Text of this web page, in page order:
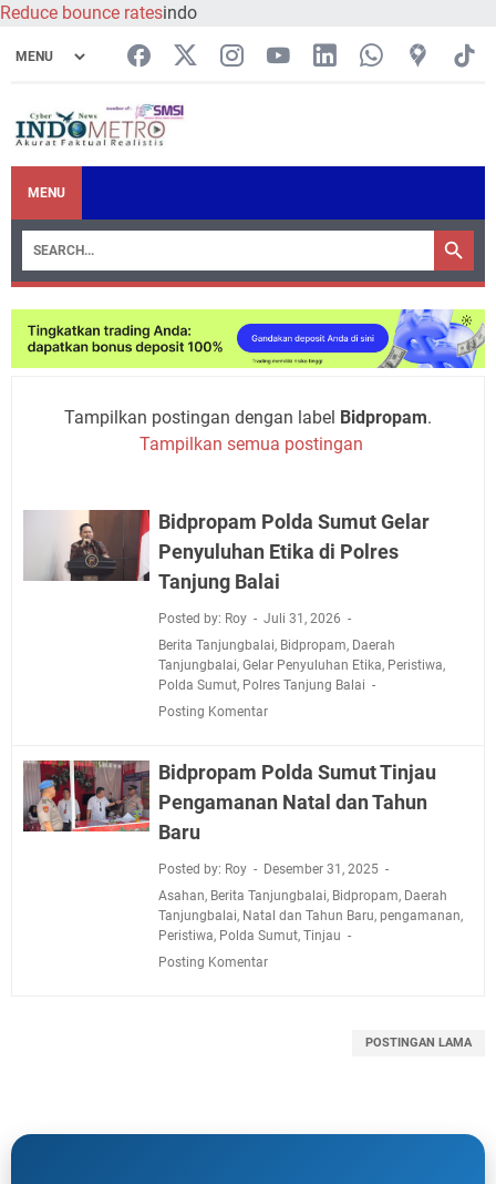
Reduce bounce ratesindo
MENU
Tampilkan postingan dengan label Bidpropam.
Tampilkan semua postingan
Bidpropam Polda Sumut Gelar
Penyuluhan Etika di Polres
Tanjung Balai
Posted by: Roy
Juli 31, 2026
Berita Tanjungbalai, Bidpropam, Daerah
Tanjungbalai, Gelar Penyuluhan Etika, Peristiwa,
Polda Sumut, Polres Tanjung Balai
Posting Komentar
Bidpropam Polda Sumut Tinjau
Pengamanan Natal dan Tahun
Baru
Posted by: Roy
Desember 31, 2025
Asahan, Berita Tanjungbalai, Bidpropam, Daerah
Tanjungbalai, Natal dan Tahun Baru, pengamanan,
Peristiwa, Polda Sumut, Tinjau
Posting Komentar
POSTINGAN LAMA